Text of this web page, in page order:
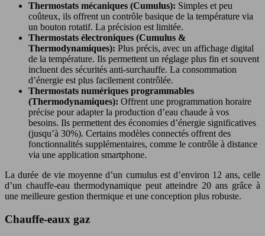
Thermostats mécaniques (Cumulus): Simples et peu
coûteux, ils offrent un contrôle basique de la température via
un bouton rotatif. La précision est limitée.
Thermostats électroniques (Cumulus &
Thermodynamiques): Plus précis, avec un affichage digital
de la température. Ils permettent un réglage plus fin et souvent
incluent des sécurités anti-surchauffe. La consommation
d’énergie est plus facilement contrôlée.
Thermostats numériques programmables
(Thermodynamiques): Offrent une programmation horaire
précise pour adapter la production d’eau chaude à vos
besoins. Ils permettent des économies d’énergie significatives
(jusqu’à 30%). Certains modèles connectés offrent des
fonctionnalités supplémentaires, comme le contrôle à distance
via une application smartphone.
La durée de vie moyenne d’un cumulus est d’environ 12 ans, celle
d’un chauffe-eau thermodynamique peut atteindre 20 ans grâce à
une meilleure gestion thermique et une conception plus robuste.
Chauffe-eaux gaz